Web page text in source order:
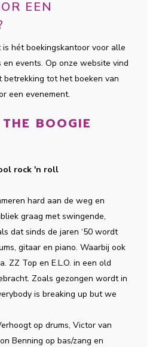
EEN
hét boekingskantoor voor alle
en events. Op onze website vind
betrekking tot het boeken van
een evenement.
BOOGIE
rock 'n roll
hard aan de weg en
graag met swingende,
dat sinds de jaren ‘50 wordt
gitaar en piano. Waarbij ook
ZZ Top en E.L.O. in een old
Zoals gezongen wordt in
is breaking up but we
op drums, Victor van
Benning op bas/zang en